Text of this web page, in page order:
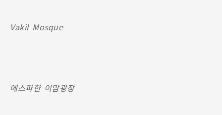
Vakil Mosque
에스파한 이맘광장